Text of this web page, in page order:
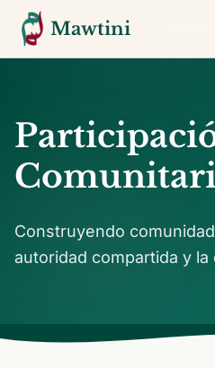
Mawtini
Construyendo
autoridad compartida y la